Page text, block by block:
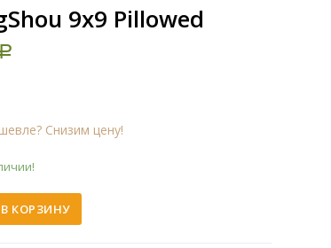
9x9 Pillowed
Снизим цену!
В КОРЗИНУ